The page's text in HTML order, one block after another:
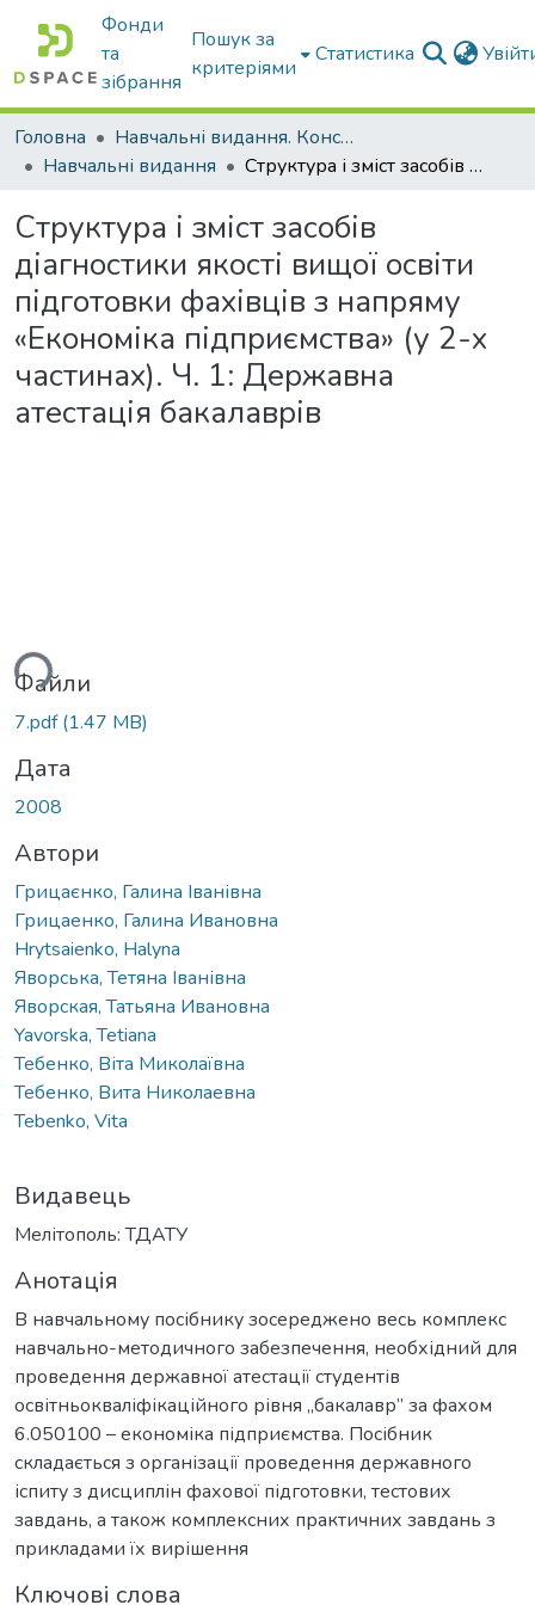
Фонди
та
зібрання
Пошук за
критеріями
Статистика
Головна
Навчальні видання. Конспекти лекцій
Навчальні видання
Структура і зміст засобів діагностики якості вищої освіти підготовки фахівців з напряму «Економіка підприємства» (у 2-х частинах). Ч. 1: Державна атестація бакалаврів
Структура і зміст засобів
діагностики якості вищої освіти
підготовки фахівців з напряму
«Економіка підприємства» (у 2-х
частинах). Ч. 1: Державна
атестація бакалаврів
Файли
7.pdf(1.47 MB)
Дата
2008
Автори
Грицаєнко, Галина Іванівна
Грицаенко, Галина Ивановна
Hrytsaienko, Halyna
Яворська, Тетяна Іванівна
Яворская, Татьяна Ивановна
Yavorska, Tetiana
Тебенко, Віта Миколаївна
Тебенко, Вита Николаевна
Tebenko, Vita
Видавець
Мелітополь: ТДАТУ
Анотація
В навчальному посібнику зосереджено весь комплекс
навчально-методичного забезпечення, необхідний для
проведення державної атестації студентів
освітньокваліфікаційного рівня „бакалавр” за фахом
6.050100 – економіка підприємства. Посібник
складається з організації проведення державного
іспиту з дисциплін фахової підготовки, тестових
завдань, а також комплексних практичних завдань з
прикладами їх вирішення
Ключові слова